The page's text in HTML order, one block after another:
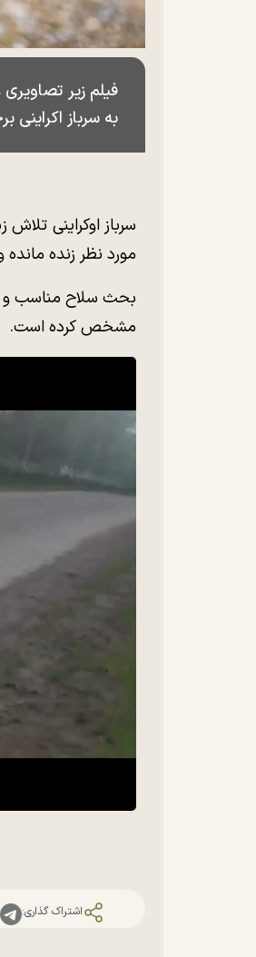
به سرباز اکراینی
سرباز اوکراینی
مورد نظر زنده
بحث سلاح مناسب و
مشخص کرده است.
اشتراک گذاری: